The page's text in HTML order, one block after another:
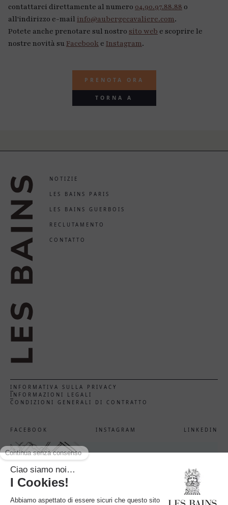
contattarci direttamente al numero 04.90.97.88.88 o
all'indirizzo e-mail info@aubergecavaliere.com.
Potete anche prenotare sul nostro sito web e scoprire le
nostre novità suFacebook e Instagram.
PRENOTA ORA
TORNA A
NOTIZIE
LES BAINS PARIS
LES BAINS GUERBOIS
RECLUTAMENTO
CONTATTO
INFORMATIVA SULLA PRIVACY
INFORMAZIONI LEGALI
CONDIZIONI GENERALI DI CONTRATTO
FACEBOOK INSTAGRAM LINKEDIN